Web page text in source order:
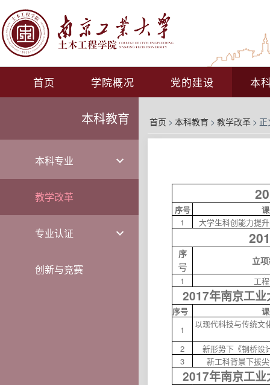
首页 学院概况 党的建设 本
本科教育
本科专业
教学改革
专业认证
创新与竞赛
首页 > 本科教育 > 教学改革 > 正
序号
1 大学生科创能力提
序
号 立
1 工
2017年南京工
序号
1
以现代科技与传统文
2
新形势下《钢桥设
3
新工科背景下拔
2017年南京工